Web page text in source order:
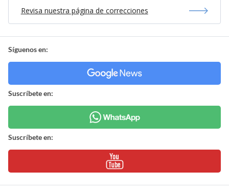
Revisa nuestra página de correcciones
Síguenos en:
Suscríbete en:
Suscríbete en: